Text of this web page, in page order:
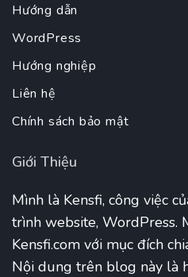
Hướng dẫn
WordPress
Hướng nghiệp
Liên hệ
Chính sách bảo mật
Giới Thiệu
Mình là Kensfi, công việc
trình website, WordPress.
Kensfi.com với mục đích
Nội dung trên blog này là